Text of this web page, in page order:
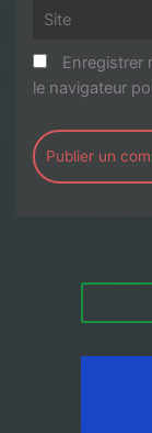
Site
Enregistrer
le navigateur